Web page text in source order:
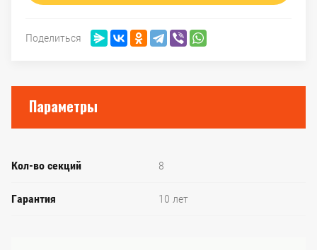
Поделиться
Параметры
Кол-во секций 8
Гарантия 10 лет